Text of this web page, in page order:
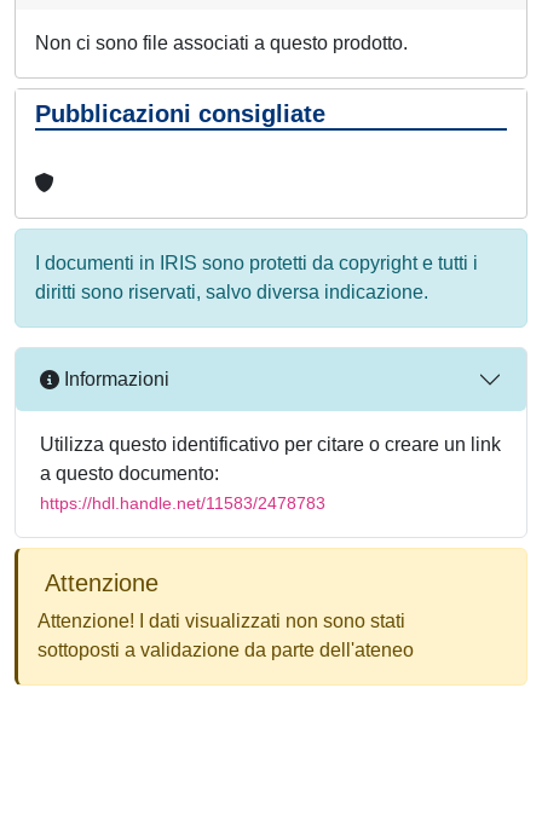
Non ci sono file associati a questo prodotto.
Pubblicazioni consigliate
I documenti in IRIS sono protetti da copyright e tutti i
diritti sono riservati, salvo diversa indicazione.
Informazioni
Utilizza questo identificativo per citare o creare un link
a questo documento:
https://hdl.handle.net/11583/2478783
Attenzione
Attenzione! I dati visualizzati non sono stati
sottoposti a validazione da parte dell'ateneo